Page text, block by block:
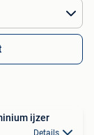
ijzer
Details